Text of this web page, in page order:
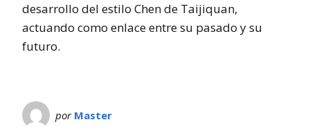
desarrollo del estilo Chen de Taijiquan,
actuando como enlace entre su pasado y su
futuro.
por Master